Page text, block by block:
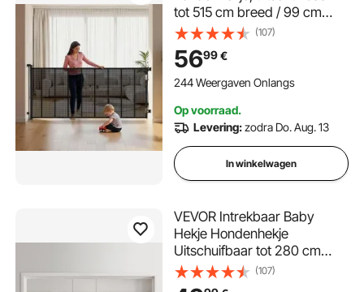
tot 515 cm breed / 99 cm
hoog, huisdierhekje met
versterkte glasvezelstrips,
gaasbeschermingshekje voor
patio's, deuren en garages
(107)
5699€
244 Weergaven Onlangs
Op voorraad.
Levering:zodra Do. Aug. 13
In winkelwagen
VEVOR Intrekbaar Baby
Hekje Hondenhekje
Uitschuifbaar tot 280 cm
Breedte / 87 cm Hoogte,
Huisdierhekje Gaas
(107)